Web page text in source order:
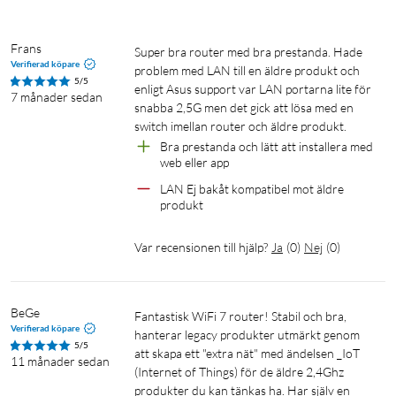
processor (2.6 GHz) med 1 GB arbetsminne. Kan dela ut
multifunktionsskrivare (till Windows) och USB-hårddisk.
Inbyggd Open-VPN-klient (anslut routern till en VPN-tjänst)
och Open-VPN-server (kom åt hemnätverket på resan). Stöd
för IPTV och gästnätverk. Konfigureras via webbgränssnitt
eller medföljande app (iOS och Android). Levereras med
Frans
Verifierad köpare
5/5
7 månader sedan
Super bra router med bra prestanda. Hade
problem med LAN till en äldre produkt och
enligt Asus support var LAN portarna lite för
snabba 2,5G men det gick att lösa med en
switch imellan router och äldre produkt.
Bra prestanda och lätt att installera med
web eller app
LAN Ej bakåt kompatibel mot äldre
produkt
Var recensionen till hjälp? Ja (0) Nej (0)
BeGe
Verifierad köpare
5/5
11 månader sedan
Fantastisk WiFi 7 router! Stabil och bra,
hanterar legacy produkter utmärkt genom
att skapa ett "extra nät" med ändelsen _IoT
(Internet of Things) för de äldre 2,4Ghz
produkter du kan tänkas ha. Har själv en